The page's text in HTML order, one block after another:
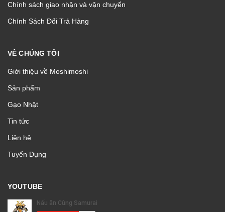
Chính sách giao nhận và vận chuyển
Chính Sách Đổi Trả Hàng
VỀ CHÚNG TÔI
Giới thiệu về Moshimoshi
Sản phẩm
Gạo Nhật
Tin tức
Liên hệ
Tuyển Dụng
YOUTUBE